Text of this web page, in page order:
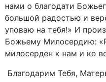
нами о благодати
большой радостью и
уповаю на тебя!» И
Божьему Милосердию:
милосерден к нам и ко
Благодарим Тебя,